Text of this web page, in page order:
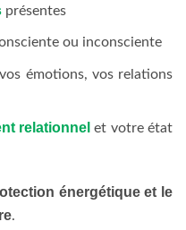
présentes
ou inconsciente
émotions, vos relations
relationnel et votre état
énergétique et le
.